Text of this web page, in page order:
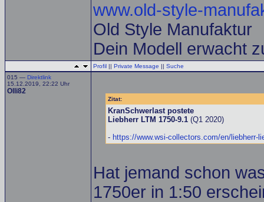
www.old-style-
Old Style Manufaktur
Dein Modell erwacht
Profil || Private Message || Suche
015 — Direktlink
15.12.2019, 22:22 Uhr
Olli82
Zitat:
KranSchwerlast postete
Liebherr LTM 1750-9.1 (Q1 2020)
- https://www.wsi-collectors.com/en/liebherr-
Hat jemand schon
1750er in 1:50